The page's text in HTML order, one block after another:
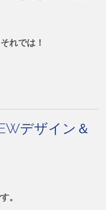
れでは！
デザイン＆
。